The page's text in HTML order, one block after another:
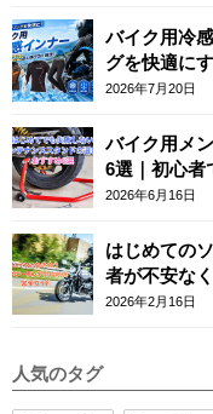
バイク用冷
グを快適に
2026年7月20日
バイク用メ
6選｜初心者
2026年6月16日
はじめての
者が不安な
2026年2月16日
人気のタグ